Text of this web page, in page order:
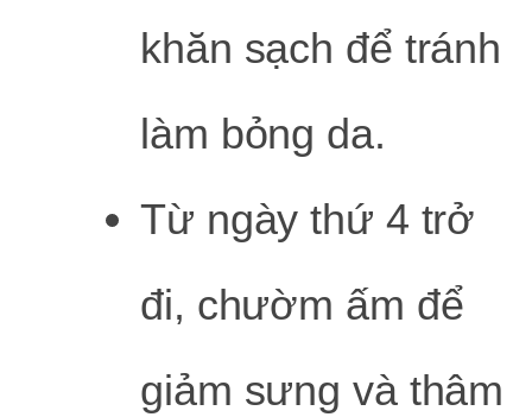
khăn sạch để tránh
làm bỏng da.
Từ ngày thứ 4 trở
đi, chườm ấm để
giảm sưng và thâm